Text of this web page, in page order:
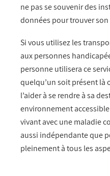
ne pas se souvenir des
données pour trouver
Si vous utilisez les
aux personnes
personne utilisera ce
quelqu’un soit présent là
l’aider à se rendre à sa
environnement
vivant avec une maladie
aussi indépendante que
pleinement à tous les